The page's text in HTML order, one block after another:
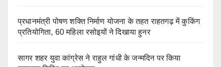
प्रधानमंत्री पोषण शक्ति निर्माण योजना के तहत राहतगढ़ में कुकिंग
प्रतियोगिता, 60 महिला रसोइयों ने दिखाया हुनर
सागर शहर युवा कांग्रेस ने राहुल गांधी के जन्मदिन पर किया